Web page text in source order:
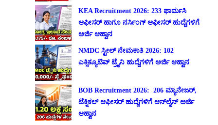
KEA Recruitment 2026: 233 ಫಾರ್ಮಸಿ
ಆಫೀಸರ್ ಹಾಗೂ ನರ್ಸಿಂಗ್ ಆಫೀಸರ್ ಹುದ್ದೆಗಳಿಗೆ
ಅರ್ಜಿ ಆಹ್ವಾನ
NMDC ಸ್ಟೀಲ್ ನೇಮಕಾತಿ 2026: 102
ಎಕ್ಸಿಕ್ಯೂಟಿವ್ ಟ್ರೈನಿ ಹುದ್ದೆಗಳಿಗೆ ಅರ್ಜಿ ಆಹ್ವಾನ
BOB Recruitment 2026: 206 ಮ್ಯಾನೇಜರ್,
ಟೆಕ್ನಿಕಲ್ ಆಫೀಸರ್ ಹುದ್ದೆಗಳಿಗೆ ಆನ್‌ಲೈನ್ ಅರ್ಜಿ
ಆಹ್ವಾನ